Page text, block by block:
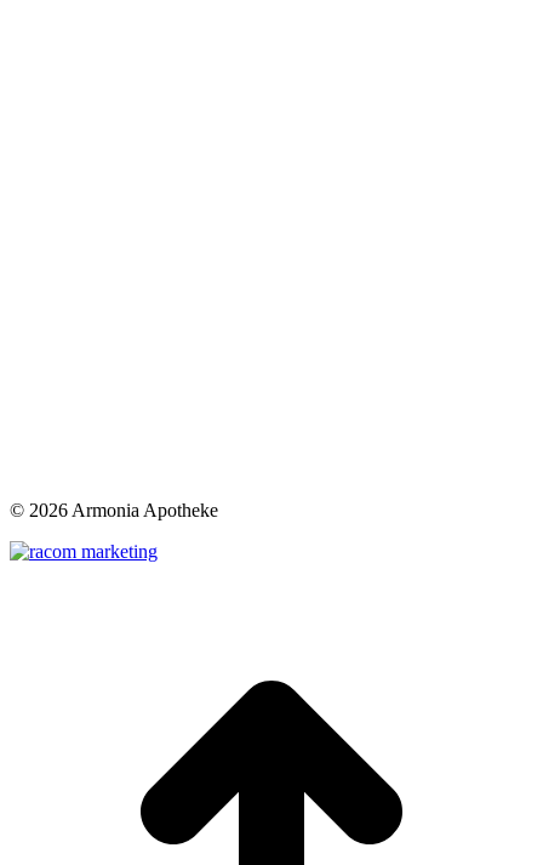
© 2026 Armonia Apotheke